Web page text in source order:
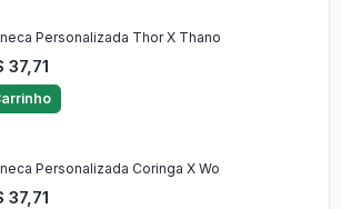
Personalizada Thor X Thano
37,71
Personalizada Coringa X Wo
37,71